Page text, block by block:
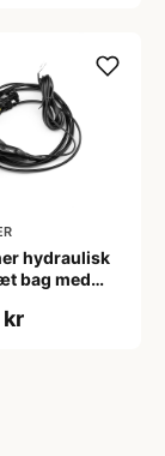
hydraulisk
bag med